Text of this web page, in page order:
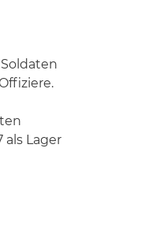
als Lager